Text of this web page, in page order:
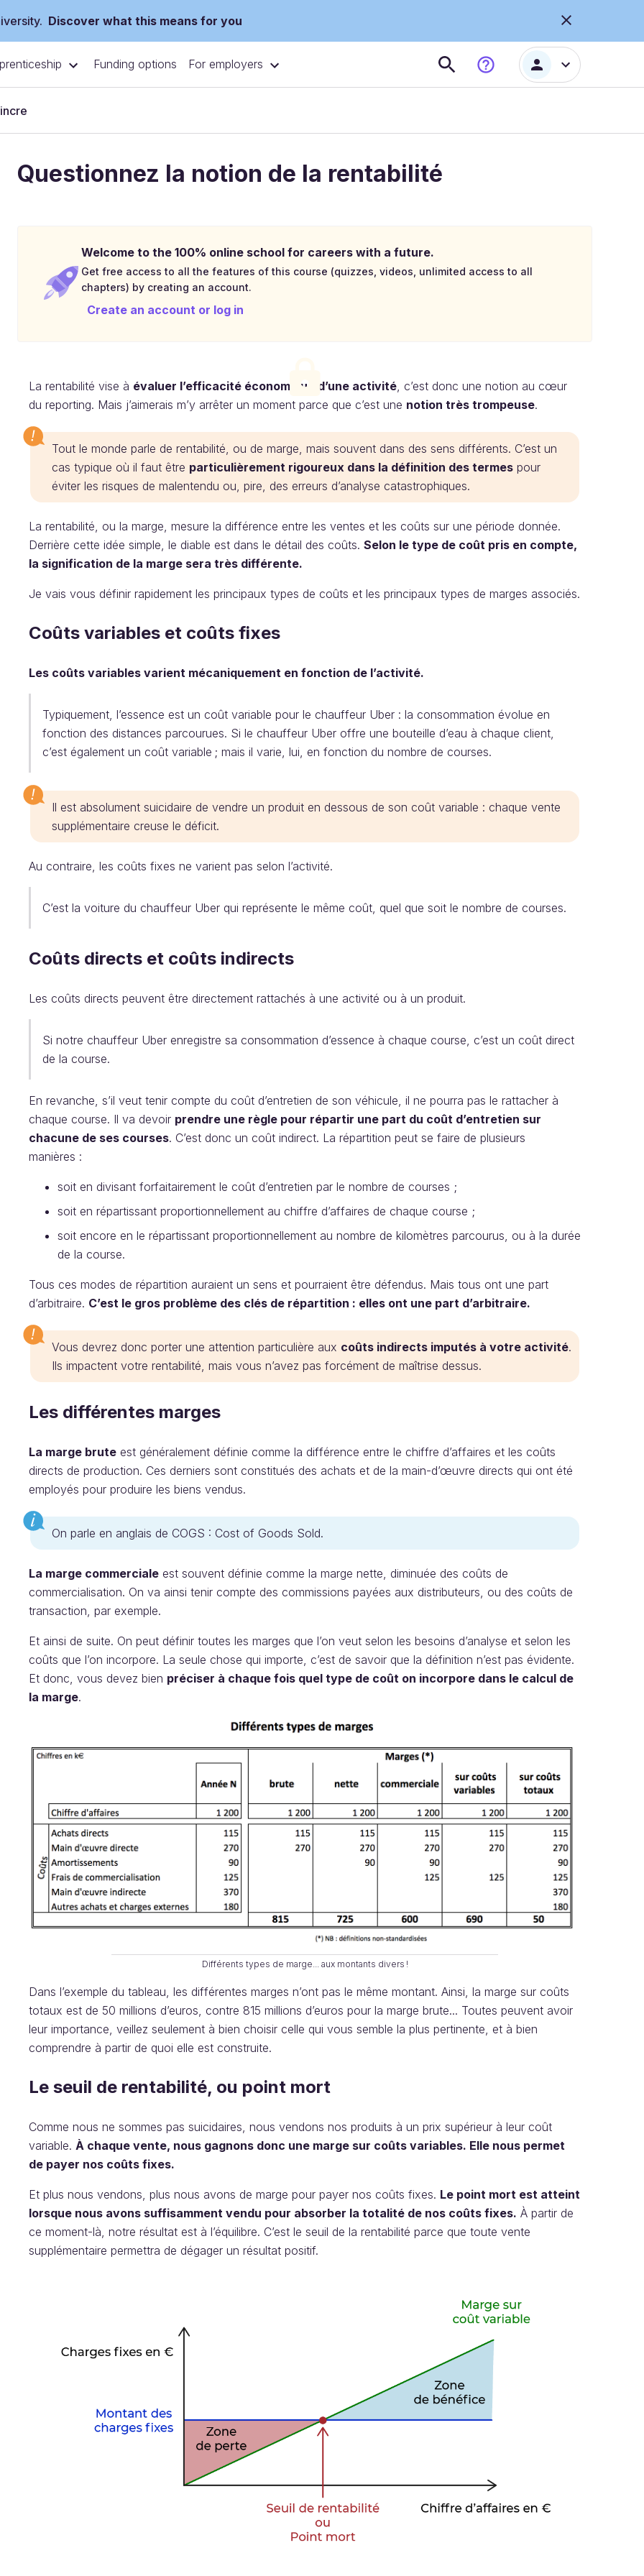
Discover what this means for you
Funding options For employers
Questionnez la notion de la rentabilité
Welcome to the 100% online school for careers with a future.
Get free access to all the features of this course (quizzes, videos, unlimited access to all
chapters) by creating an account.
Create an account or log in
La rentabilité vise à évaluer l’efficacité économique d’une activité, c’est donc une notion au cœur
du reporting. Mais j’aimerais m’y arrêter un moment parce que c’est une notion très trompeuse.
Tout le monde parle de rentabilité, ou de marge, mais souvent dans des sens différents. C’est un
cas typique où il faut être particulièrement rigoureux dans la définition des termes pour
éviter les risques de malentendu ou, pire, des erreurs d’analyse catastrophiques.
La rentabilité, ou la marge, mesure la différence entre les ventes et les coûts sur une période donnée.
Derrière cette idée simple, le diable est dans le détail des coûts. Selon le type de coût pris en compte,
la signification de la marge sera très différente.
Je vais vous définir rapidement les principaux types de coûts et les principaux types de marges associés.
Coûts variables et coûts fixes
Les coûts variables varient mécaniquement en fonction de l’activité.
Typiquement, l’essence est un coût variable pour le chauffeur Uber : la consommation évolue en
fonction des distances parcourues. Si le chauffeur Uber offre une bouteille d’eau à chaque client,
c’est également un coût variable ; mais il varie, lui, en fonction du nombre de courses.
Il est absolument suicidaire de vendre un produit en dessous de son coût variable : chaque vente
supplémentaire creuse le déficit.
Au contraire, les coûts fixes ne varient pas selon l’activité.
C’est la voiture du chauffeur Uber qui représente le même coût, quel que soit le nombre de courses.
Coûts directs et coûts indirects
Les coûts directs peuvent être directement rattachés à une activité ou à un produit.
Si notre chauffeur Uber enregistre sa consommation d’essence à chaque course, c’est un coût direct
de la course.
En revanche, s’il veut tenir compte du coût d’entretien de son véhicule, il ne pourra pas le rattacher à
chaque course. Il va devoir prendre une règle pour répartir une part du coût d’entretien sur
chacune de ses courses. C’est donc un coût indirect. La répartition peut se faire de plusieurs
manières :
soit en divisant forfaitairement le coût d’entretien par le nombre de courses ;
soit en répartissant proportionnellement au chiffre d’affaires de chaque course ;
soit encore en le répartissant proportionnellement au nombre de kilomètres parcourus, ou à la durée
de la course.
Tous ces modes de répartition auraient un sens et pourraient être défendus. Mais tous ont une part
d’arbitraire. C’est le gros problème des clés de répartition : elles ont une part d’arbitraire.
Vous devrez donc porter une attention particulière aux coûts indirects imputés à votre activité.
Ils impactent votre rentabilité, mais vous n’avez pas forcément de maîtrise dessus.
Les différentes marges
La marge brute est généralement définie comme la différence entre le chiffre d’affaires et les coûts
directs de production. Ces derniers sont constitués des achats et de la main-d’œuvre directs qui ont été
employés pour produire les biens vendus.
On parle en anglais de COGS : Cost of Goods Sold.
La marge commerciale est souvent définie comme la marge nette, diminuée des coûts de
commercialisation. On va ainsi tenir compte des commissions payées aux distributeurs, ou des coûts de
transaction, par exemple.
Et ainsi de suite. On peut définir toutes les marges que l’on veut selon les besoins d’analyse et selon les
coûts que l’on incorpore. La seule chose qui importe, c’est de savoir que la définition n’est pas évidente.
Et donc, vous devez bien préciser à chaque fois quel type de coût on incorpore dans le calcul de
la marge.
Différents types de marge... aux montants divers !
Dans l’exemple du tableau, les différentes marges n’ont pas le même montant. Ainsi, la marge sur coûts
totaux est de 50 millions d’euros, contre 815 millions d’euros pour la marge brute... Toutes peuvent avoir
leur importance, veillez seulement à bien choisir celle qui vous semble la plus pertinente, et à bien
comprendre à partir de quoi elle est construite.
Le seuil de rentabilité, ou point mort
Comme nous ne sommes pas suicidaires, nous vendons nos produits à un prix supérieur à leur coût
variable. À chaque vente, nous gagnons donc une marge sur coûts variables. Elle nous permet
de payer nos coûts fixes.
Et plus nous vendons, plus nous avons de marge pour payer nos coûts fixes. Le point mort est atteint
lorsque nous avons suffisamment vendu pour absorber la totalité de nos coûts fixes. À partir de
ce moment-là, notre résultat est à l’équilibre. C’est le seuil de la rentabilité parce que toute vente
supplémentaire permettra de dégager un résultat positif.